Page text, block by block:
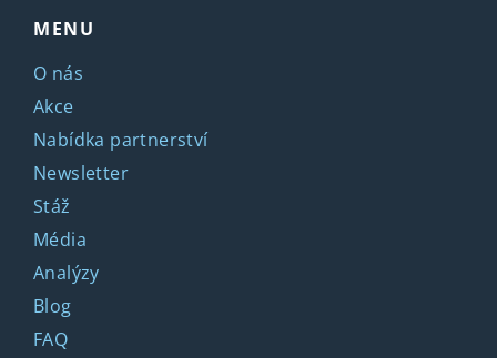
MENU
O nás
Akce
Nabídka partnerství
Newsletter
Stáž
Média
Analýzy
Blog
FAQ